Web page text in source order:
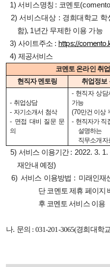
1)서비스명칭 : 코멘토
2)서비스대상 : 경희대학교 학
함), 1년간 무제한 이용 가능
3) 사이트주소 : https://
4) 제공서비스
코멘토 온라인 취
현직자 멘토링
취업정보
- 취업상담
- 자기소개서 첨삭
- 면접 대비 질문 문
의
- 현직자 상
가능
(70만건 이상
- 현직자가 직
설명하는
직무소개자
5) 서비스 이용기간: 2022. 3.
재안내 예정)
6) 서비스 이용방법 : 미래인재
단 코멘토 제휴 페이지
후 코멘토 서비스 이용
나. 문의 : 031-201-3065(경희대학